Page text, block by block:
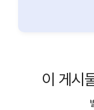
이 게시